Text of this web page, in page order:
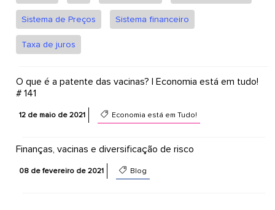
Sistema de Preços Sistema financeiro
Taxa de juros
O que é a patente das vacinas? | Economia está em tudo!
# 141
12 de maio de 2021 Economia está em Tudo!
Finanças, vacinas e diversificação de risco
08 de fevereiro de 2021 Blog